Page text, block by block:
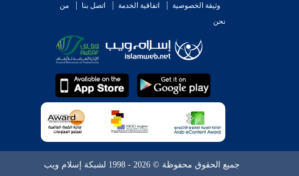
وثيقة الخصوصية اتفاقية الخدمة اتصل بنا
من
نحن
جميع الحقوق محفوظة © 2026 - 1998 لشبكة إسلام ويب